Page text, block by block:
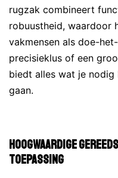
rugzak combineert
robuustheid, waardoor
vakmensen als doe-
precisieklus of een
biedt alles wat je
gaan.
Hoogwaardige
Toepassing